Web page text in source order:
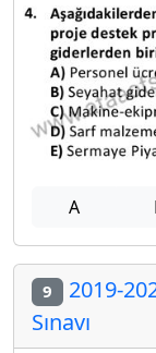
A
9 2019-
Sınavı